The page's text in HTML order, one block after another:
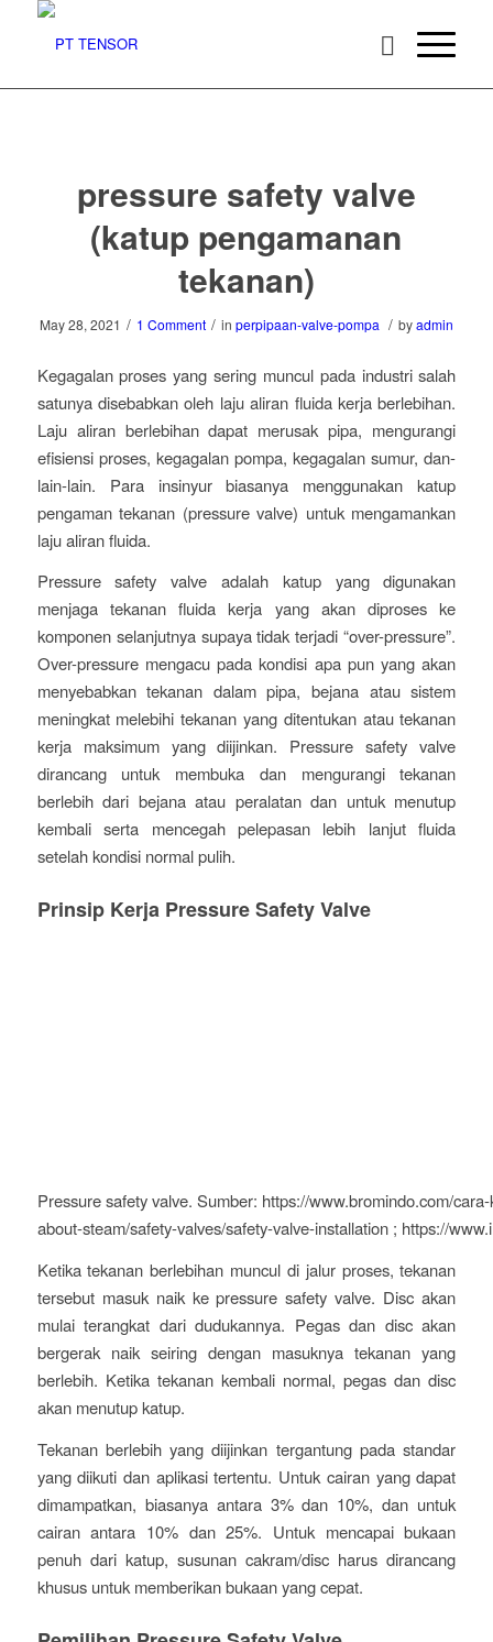
pressure safety valve
(katup pengamanan
tekanan)
May 28, 2021 / 1 Comment / in perpipaan-valve-pompa / byadmin
Kegagalan proses yang sering muncul pada industri salah
satunya disebabkan oleh laju aliran fluida kerja berlebihan.
Laju aliran berlebihan dapat merusak pipa, mengurangi
efisiensi proses, kegagalan pompa, kegagalan sumur, dan-
lain-lain. Para insinyur biasanya menggunakan katup
pengaman tekanan (pressure valve) untuk mengamankan
laju aliran fluida.
Pressure safety valve adalah katup yang digunakan
menjaga tekanan fluida kerja yang akan diproses ke
komponen selanjutnya supaya tidak terjadi “over-pressure”.
Over-pressure mengacu pada kondisi apa pun yang akan
menyebabkan tekanan dalam pipa, bejana atau sistem
meningkat melebihi tekanan yang ditentukan atau tekanan
kerja maksimum yang diijinkan. Pressure safety valve
dirancang untuk membuka dan mengurangi tekanan
berlebih dari bejana atau peralatan dan untuk menutup
kembali serta mencegah pelepasan lebih lanjut fluida
setelah kondisi normal pulih.
Prinsip Kerja Pressure Safety Valve
Pressure safety valve. Sumber: https://www.bromindo.com/
about-steam/safety-valves/safety-valve-installation ; https://
Ketika tekanan berlebihan muncul di jalur proses, tekanan
tersebut masuk naik ke pressure safety valve. Disc akan
mulai terangkat dari dudukannya. Pegas dan disc akan
bergerak naik seiring dengan masuknya tekanan yang
berlebih. Ketika tekanan kembali normal, pegas dan disc
akan menutup katup.
Tekanan berlebih yang diijinkan tergantung pada standar
yang diikuti dan aplikasi tertentu. Untuk cairan yang dapat
dimampatkan, biasanya antara 3% dan 10%, dan untuk
cairan antara 10% dan 25%. Untuk mencapai bukaan
penuh dari katup, susunan cakram/disc harus dirancang
khusus untuk memberikan bukaan yang cepat.